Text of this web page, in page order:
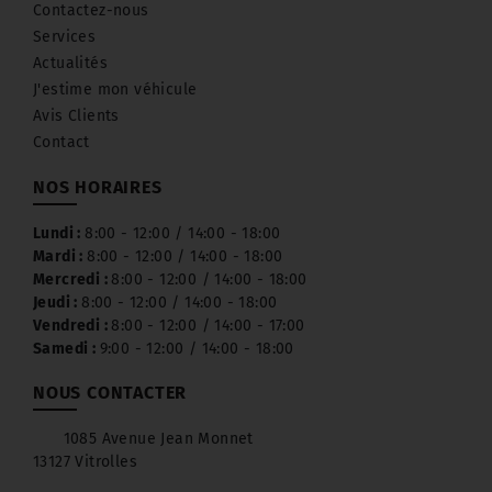
De plus, chez Fontblanche Automobiles, à
Renault PRO+
nouveau
autre véhicule utilitaire de la gamme.
Réserver un essai sur les
l’entretien mensualisé ! à partir de 1 euro/jour*
Dites non à l'inflation et protégez votre véhicule
Renault avec notre
mensualités fixes, évitez les hausses de tarif et
soucier des coûts. Optez pour la tranquillité
d'esprit et la fiabilité avec nos
Privilège+.
Renseignements au garage.
Pack Privilège Dacia
Contactez-nous
Services
Actualités
J'estime mon véhicule
Avis Clients
Contact
NOS HORAIRES
Lundi : 8:00 - 12:00 / 14:00 - 18:00
Mardi : 8:00 - 12:00 / 14:00 - 18:00
Mercredi : 8:00 - 12:00 / 14:00 - 18:00
Jeudi : 8:00 - 12:00 / 14:00 - 18:00
Vendredi : 8:00 - 12:00 / 14:00 - 17:00
Samedi : 9:00 - 12:00 / 14:00 - 18:00
NOUS CONTACTER
1085 Avenue Jean Monnet
13127 Vitrolles